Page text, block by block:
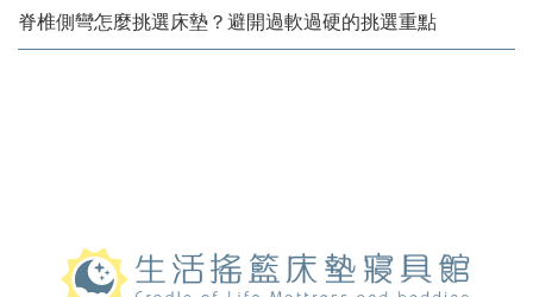
脊椎側彎怎麼挑選床墊？避開過軟過硬的挑選重點